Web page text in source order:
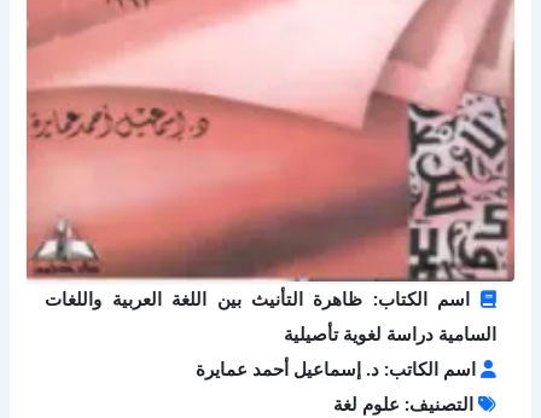
اسم الكتاب: ظاهرة التأنيث بين اللغة العربية واللغات
السامية دراسة لغوية تأصيلية
اسم الكاتب: د. إسماعيل أحمد عمايرة
التصنيف: علوم لغة